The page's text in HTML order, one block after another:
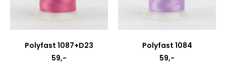
Polyfast 1087+D23
59,-
Polyfast 1084
59,-